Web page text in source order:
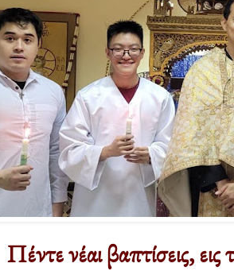
Πέντε νέαι βαπτίσεις,